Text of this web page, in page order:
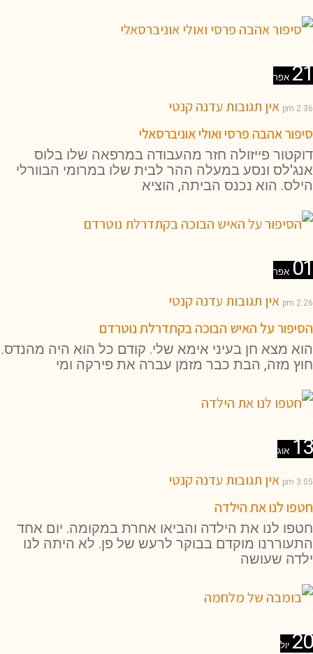
21 אפר
2:36 pm אין תגובות עדנה קנטי
סיפור אהבה פרסי ואולי אוניברסאלי
דוקטור פייזולה חזר מהעבודה במרפאה שלו בלוס
אנג'לס ונסע במעלה ההר לבית שלו במרומי הבוורלי
הילס. הוא נכנס הביתה, הוציא
01 אפר
2:26 pm אין תגובות עדנה קנטי
הסיפור על האיש הבוכה בקתדרלת נוטרדם
הוא מצא חן בעיני אימא שלי. קודם כל הוא היה מהנדס.
חוץ מזה, הבת כבר מזמן עברה את פירקה ומי
13 אוג
3:05 pm אין תגובות עדנה קנטי
חטפו לנו את הילדה
חטפו לנו את הילדה והביאו אחרת במקומה. יום אחד
התעוררנו מוקדם בבוקר לרעש של פן. לא היתה לנו
ילדה שעושה
20 יול